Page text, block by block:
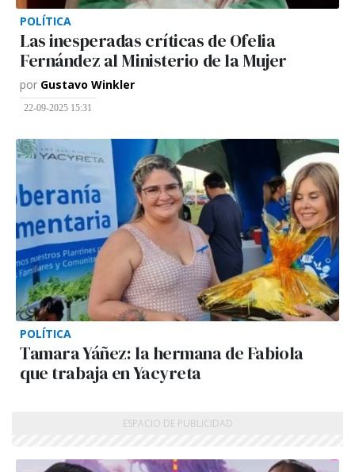
POLÍTICA
Las inesperadas críticas de Ofelia
Fernández al Ministerio de la Mujer
por Gustavo Winkler
22-09-2025 15:31
POLÍTICA
Tamara Yáñez: la hermana de Fabiola
que trabaja en Yacyreta